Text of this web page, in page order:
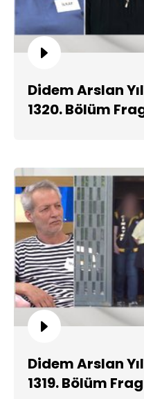
Didem Arslan
1320. Bölüm
Didem Arslan
1319. Bölüm